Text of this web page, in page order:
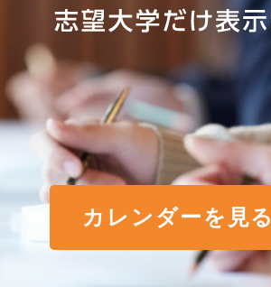
カレンダーを見る